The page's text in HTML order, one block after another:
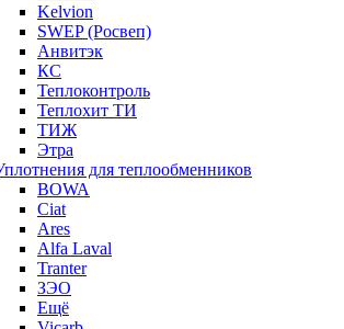
Kelvion
SWEP (Росвеп)
Анвитэк
КС
Теплоконтроль
Теплохит ТИ
ТИЖ
Этра
для теплообменников
BOWA
Ciat
Ares
Alfa Laval
Tranter
ЗЭО
Ещё